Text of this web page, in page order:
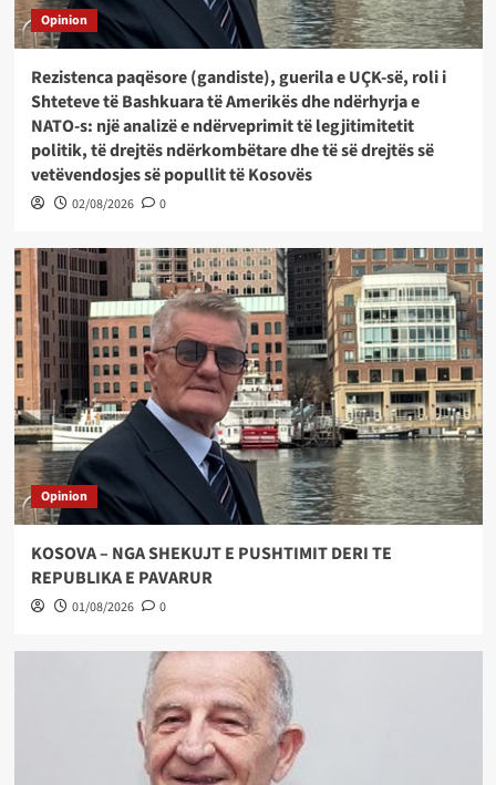
Opinion
Rezistenca paqësore (gandiste), guerila e UÇK-së, roli i
Shteteve të Bashkuara të Amerikës dhe ndërhyrja e
NATO-s: një analizë e ndërveprimit të legjitimitetit
politik, të drejtës ndërkombëtare dhe të së drejtës së
vetëvendosjes së popullit të Kosovës
02/08/2026 0
Opinion
KOSOVA – NGA SHEKUJT E PUSHTIMIT DERI TE
REPUBLIKA E PAVARUR
01/08/2026 0